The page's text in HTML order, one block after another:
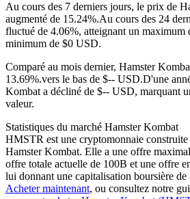
Futures utilisant l'USDC comme
Au cours des 7 derniers jours, le prix de
augmenté de 15.24%.Au cours des 24
fluctué de 4.06%, atteignant un maximum
minimum de $0 USD.
Comparé au mois dernier, Hamster
13.69%.vers le bas de $-- USD.D'une
Kombat a décliné de $-- USD, marquant
valeur.
Statistiques du marché Hamster Kombat
HMSTR est une cryptomonnaie
Hamster Kombat. Elle a une offre
offre totale actuelle de 100B et une offre
lui donnant une capitalisation boursière
Acheter maintenant, ou consultez notre